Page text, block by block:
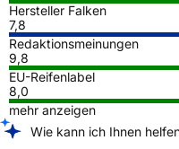
Hersteller Falken
7,8
Redaktionsmeinungen
9,8
EU-Reifenlabel
8,0
mehr anzeigen
Wie kann ich Ihnen